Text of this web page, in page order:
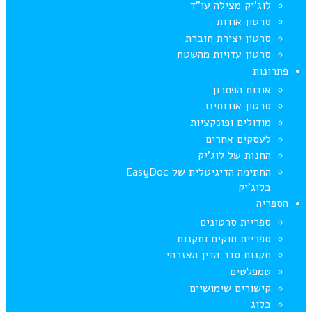
לוג’יק מצילה עו”ד
סרטון אודות
סרטון יצירת חוברת
סרטון עדויות מהשטח
פתרונות
אודות הפתרון
סרטון אודותינו
מודולים ופונקציות
לעסקים אחרים
החנות של לוג’יק
החתימה הדיגיטלית של EasyDoc
בלוג’יק
הספריה
ספריית סרטונים
ספריית חוקים ותקנות
תקנות סדר הדין האזרחי
טמפלטים
קישורים שימושיים
בלוג